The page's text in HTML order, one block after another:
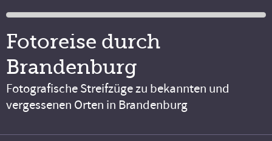
Fotoreise durch
Brandenburg
Fotografische Streifzüge zu bekannten und
vergessenen Orten in Brandenburg